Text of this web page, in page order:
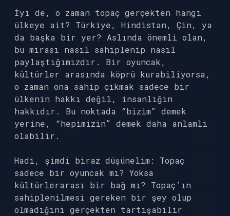
İyi de, o zaman topaç gerçekten hangi
ülkeye ait? Türkiye, Hindistan, Çin, ya
da başka bir yer? Aslında önemli olan,
bu mirası nasıl sahiplenip nasıl
paylaştığımızdır. Bir oyuncak,
kültürler arasında köprü kurabiliyorsa,
o zaman ona sahip çıkmak sadece bir
ülkenin hakkı değil, insanlığın
hakkıdır. Bu noktada “bizim” demek
yerine, “hepimizin” demek daha anlamlı
olabilir.
Hadi, şimdi biraz düşünelim: Topaç
sadece bir oyuncak mı? Yoksa
kültürlerarası bir bağ mı? Topaç’ın
sahiplenilmesi gereken bir şey olup
olmadığını gerçekten tartışabilir